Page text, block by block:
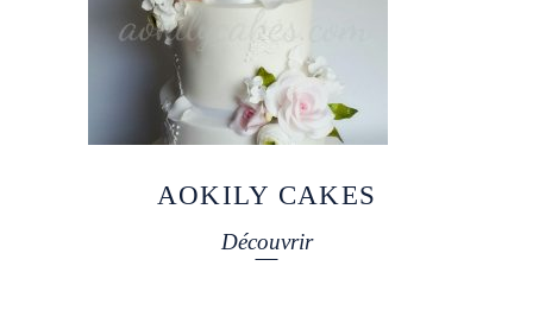
AOKILY CAKES
Découvrir